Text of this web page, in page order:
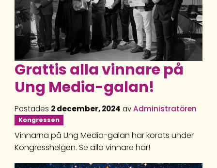
Grattis alla vinnare på
Ung Media-galan!
Postades 2 december, 2024 avAdministratören
Kongressen
Vinnarna på Ung Media-galan har korats under
Kongresshelgen. Se alla vinnare här!